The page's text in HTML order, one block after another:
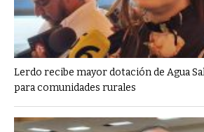
Lerdo recibe mayor dotación de Agua
para comunidades rurales